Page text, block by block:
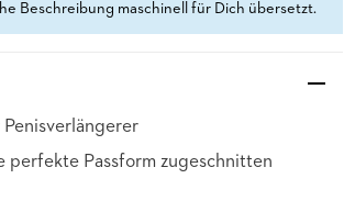
Beschreibung maschinell für Dich übersetzt.
Penisverlängerer
perfekte Passform zugeschnitten